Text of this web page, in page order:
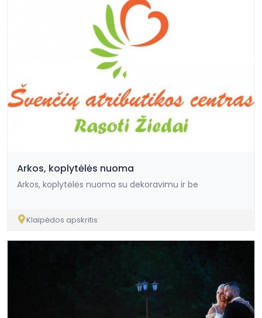
Arkos, koplytėlės nuoma
Arkos, koplytėlės nuoma su dekoravimu ir be
Klaipėdos apskritis